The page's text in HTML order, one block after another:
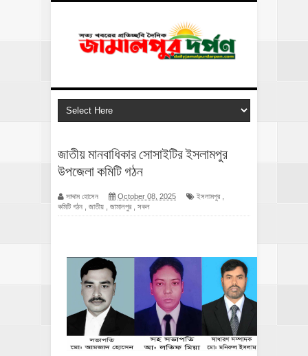
জাতীয় মানবাধিকার সোসাইটির ইসলামপুর
উপজেলা কমিটি গঠন
সাদ্দাম হোসেন October 08, 2025 ইসলামপুর
কমিটি গঠন
জাতীয় জামালপুর সকল